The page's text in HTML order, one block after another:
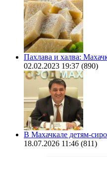
Пахлава и халва:
02.02.2023 19:37 (890)
В Махачкале детям-
18.07.2026 11:46 (811)